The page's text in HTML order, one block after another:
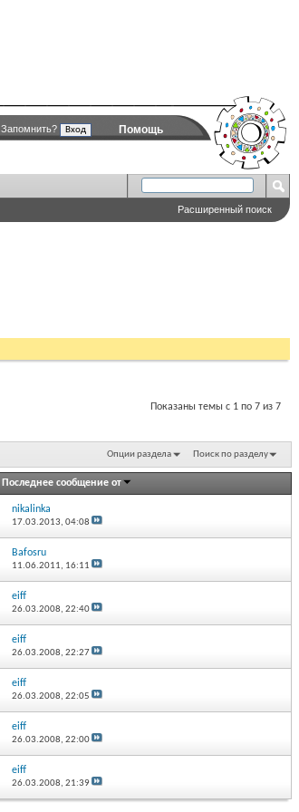
Помощь
Запомнить?
Расширенный поиск
Показаны темы с 1 по 7 из 7
Опции раздела Поиск по разделу
Последнее сообщение от
nikalinka
17.03.2013,04:08
Bafosru
11.06.2011, 16:11
eiff
26.03.2008,22:40
eiff
26.03.2008,22:27
eiff
26.03.2008,22:05
eiff
26.03.2008,22:00
eiff
26.03.2008,21:39